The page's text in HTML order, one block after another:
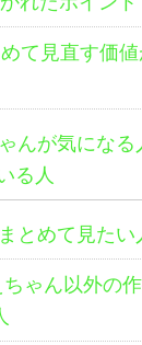
て見直す価
んが気にな
る人
とめて見たい
ちゃん以外の